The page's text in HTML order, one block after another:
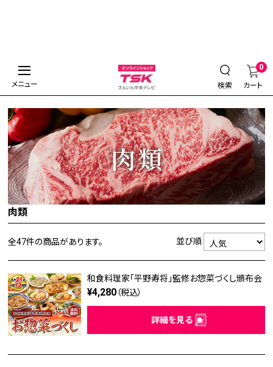
検索 カート
0
メニュー
肉類
全47件の商品があります。 並び順
和食料理家「平野寿将」監修お惣菜づくし頒布会
¥4,280 （税込）
詳細を見る